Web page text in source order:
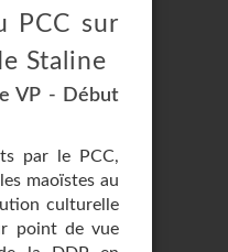
PCC sur
Staline
VP - Début
par le PCC,
maoïstes au
culturelle
point de vue